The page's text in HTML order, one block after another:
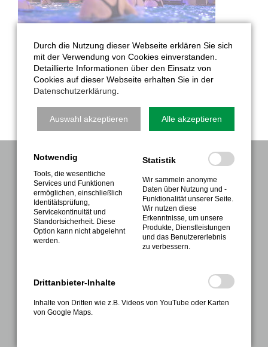
Verbesserung der Kraftausdauer. Im Mittelpunkt stehen
dabei die Optimierung der Oberkörpermuskulatur sowie
der allgemeinen Ausdauer. Speziell ausgebildete Trainer
leiten diese fordernden Einheiten.
NAVIGATION
Verein
Sport
Gesundheitssport
Sportabzeichen
Kontakte
Anmeldung
Durch die Nutzung dieser Webseite erklären Sie sich
mit der Verwendung von Cookies einverstanden.
Detaillierte Informationen über den Einsatz von
Cookies auf dieser Webseite erhalten Sie in der
Datenschutzerklärung
Auswahl akzeptieren Alle akzeptieren
Notwendig
Tools, die wesentliche
Services und Funktionen
ermöglichen, einschließlich
Identitätsprüfung,
Servicekontinuität und
Standortsicherheit. Diese
Option kann nicht abgelehnt
werden.
Statistik
Wir sammeln anonyme
Daten über Nutzung und -
Funktionalität unserer Seite.
Wir nutzen diese
Erkenntnisse, um unsere
Produkte, Dienstleistungen
und das Benutzererlebnis
zu verbessern.
Drittanbieter-Inhalte
Inhalte von Dritten wie z.B. Videos von YouTube oder Karten
von Google Maps.